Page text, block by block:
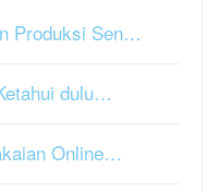
Produksi Sen…
dulu…
Online…